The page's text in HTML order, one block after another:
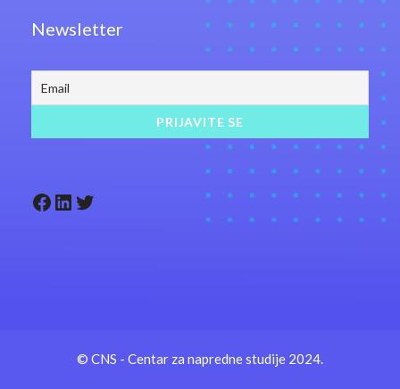
Newsletter
Facebook LinkedIn Twitter
© CNS - Centar za napredne studije 2024.